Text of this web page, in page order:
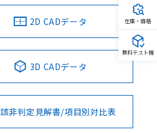
2D CADデータ
3D CADデータ
該非判定見解書/項目別対比表
在庫・価格
無料テスト機